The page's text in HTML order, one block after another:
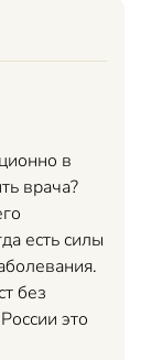
в
врача?
есть силы
без
это